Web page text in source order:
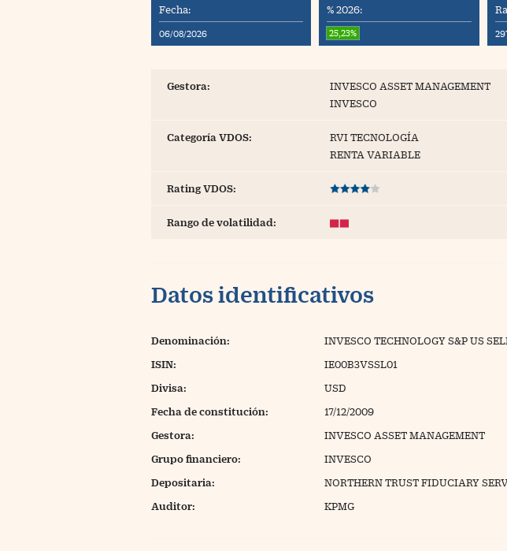
Blogs
Extras
Fecha:
06/08/2026
% 2026:
25,23%
Gestora:
INVESCO ASSET MANAGEMENT
INVESCO
Categoría VDOS:
RVI TECNOLOGÍA
RENTA VARIABLE
Rating VDOS:
Rango de volatilidad:
Datos identificativos
Denominación: INVESCO TECHNOLOGY S&P US
ISIN: IE00B3VSSL01
Divisa: USD
Fecha de constitución: 17/12/2009
Gestora: INVESCO ASSET MANAGEMENT
Grupo financiero: INVESCO
Depositaria: NORTHERN TRUST FIDUCIARY
Auditor: KPMG